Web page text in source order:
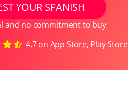
YOUR SPANISH
and no commitment to buy
4,7 on App Store, Play